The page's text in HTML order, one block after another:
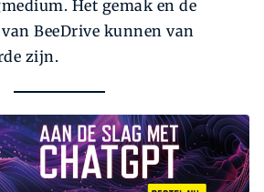
Het gemak en de
BeeDrive kunnen van
zijn.